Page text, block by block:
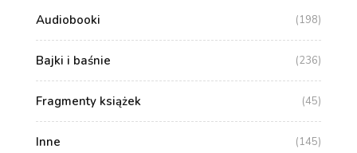
Audiobooki (198)
Bajki i baśnie (236)
Fragmenty książek (45)
Inne (145)